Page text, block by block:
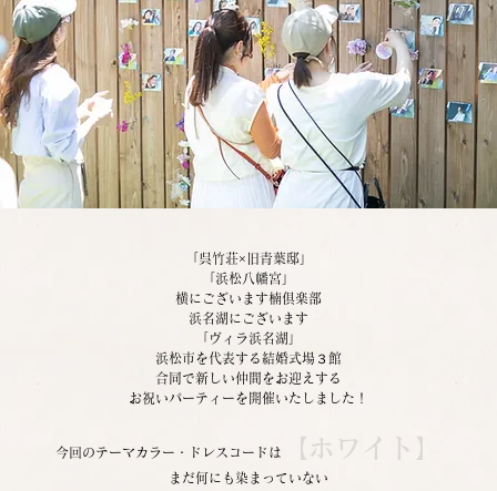
「呉竹荘×旧青葉邸」
「浜松八幡宮」
横にございます楠倶楽部
浜名湖にございます
「ヴィラ浜名湖」
浜松市を代表する結婚式場３館
合同で新しい仲間をお迎えする
お祝いパーティーを開催いたしました！
今回のテーマカラー・ドレスコードは 【ホワイト】
まだ何にも染まっていない